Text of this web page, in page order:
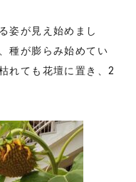
姿が見え始めまし
種が膨らみ始めてい
れても花壇に置き、2